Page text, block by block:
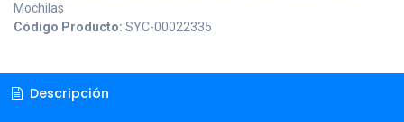
Mochilas
Código Producto: SYC-00022335
Descripción